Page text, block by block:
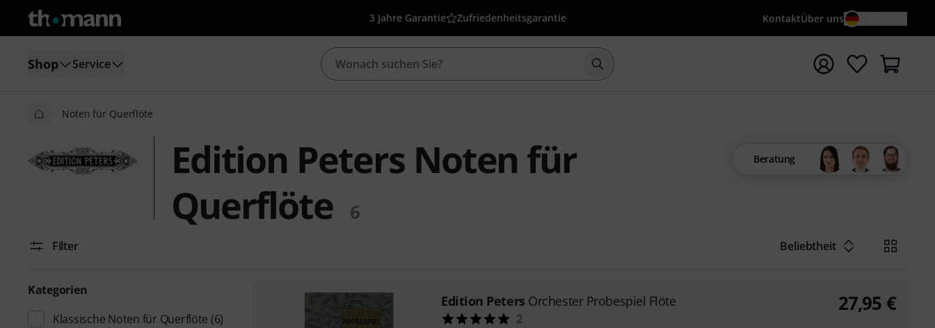
3 Jahre Garantie Zufriedenheitsgarantie KontaktÜber uns
Shop Service Suche mit Suchwort {searchTerm} starten
Noten für Querflöte
Edition Peters Noten für
Querflöte
6
Beratung
Filter Beliebtheit
Kategorien
Klassische Noten für Querflöte (6)
Edition Peters Orchester Probespiel Flöte
2
27,95 €